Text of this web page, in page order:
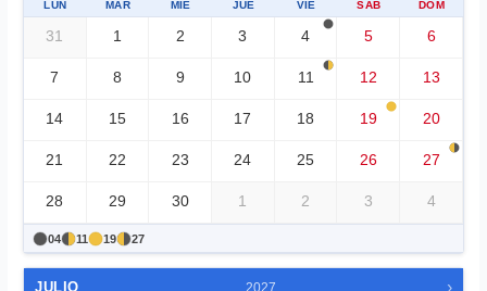
LUN MAR MIE JUE VIE SAB DOM
31 1 2 3 4 5 6
7 8 9 10 11 12 13
14 15 16 17 18 19 20
21 22 23 24 25 26 27
28 29 30 1 2 3 4
04 11 19 27
JULIO 2027